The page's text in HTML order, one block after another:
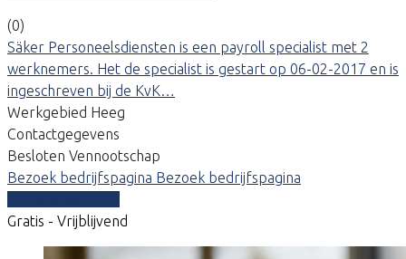
(0)
Säker Personeelsdiensten is een payroll specialist met 2
werknemers. Het de specialist is gestart op 06-02-2017 en is
ingeschreven bij de KvK…
Werkgebied Heeg
Contactgegevens
Besloten Vennootschap
Bezoek bedrijfspagina Bezoek bedrijfspagina
Gratis - Vrijblijvend